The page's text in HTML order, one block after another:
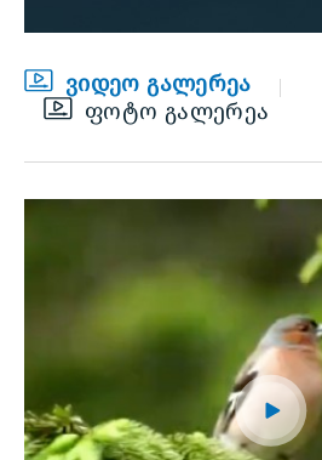
ვიდეო გალერეა
ფოტო გალერეა